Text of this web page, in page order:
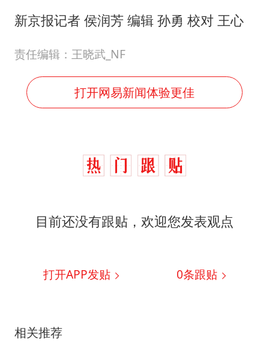
新京报记者 侯润芳 编辑 孙勇 校对 王心
责任编辑：王晓武_NF
打开网易新闻体验更佳
目前还没有跟贴，欢迎您发表观点
打开APP发贴 0条跟贴
相关推荐